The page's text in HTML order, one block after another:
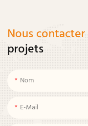
Nous contacter
projets
Nom
E-Mail